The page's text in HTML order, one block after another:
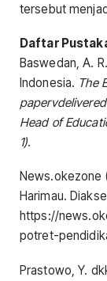
tersebut
Daftar
Baswedan, A.
Indonesia. The
Head of
1).
News.okezone
Harimau.
https://
potret-
Prastowo, Y.